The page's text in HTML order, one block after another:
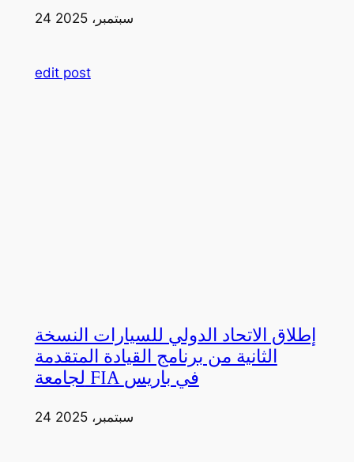
24 سبتمبر، 2025
edit post
إطلاق الاتحاد الدولي للسيارات النسخة
الثانية من برنامج القيادة المتقدمة
لجامعة FIA في باريس
24 سبتمبر، 2025